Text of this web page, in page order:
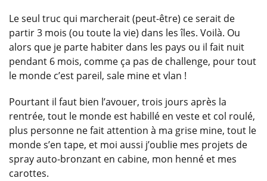
Le seul truc qui marcherait (peut-être) ce serait de
partir 3 mois (ou toute la vie) dans les îles. Voilà. Ou
alors que je parte habiter dans les pays ou il fait nuit
pendant 6 mois, comme ça pas de challenge, pour tout
le monde c’est pareil, sale mine et vlan !
Pourtant il faut bien l’avouer, trois jours après la
rentrée, tout le monde est habillé en veste et col roulé,
plus personne ne fait attention à ma grise mine, tout le
monde s’en tape, et moi aussi j’oublie mes projets de
spray auto-bronzant en cabine, mon henné et mes
carottes.